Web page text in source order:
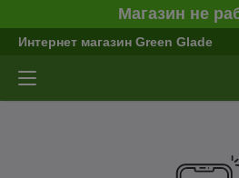
Магазин не
Интернет магазин Green Glade